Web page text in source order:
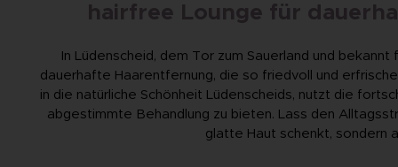
hairfree Lounge für
In Lüdenscheid, dem Tor zum Sauerland und
dauerhafte Haarentfernung, die so friedvoll und
in die natürliche Schönheit Lüdenscheids, nutzt die
abgestimmte Behandlung zu bieten. Lass den
glatte Haut schenkt, sondern